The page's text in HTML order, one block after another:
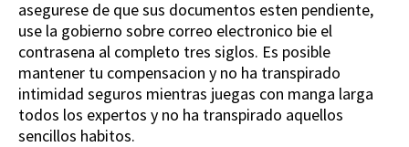
asegurese de que sus documentos esten pendiente,
use la gobierno sobre correo electronico bie el
contrasena al completo tres siglos. Es posible
mantener tu compensacion y no ha transpirado
intimidad seguros mientras juegas con manga larga
todos los expertos y no ha transpirado aquellos
sencillos habitos.